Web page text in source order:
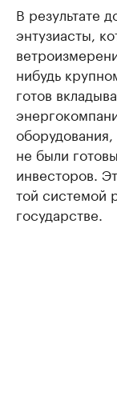
В результате
энтузиасты,
нибудь
готов
не были
инвесторов.
той системой
государстве.